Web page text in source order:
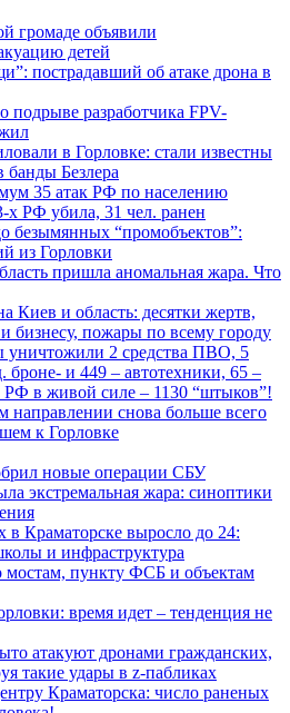
громаде объявили
детей
пострадавший об атаке дрона в
подрыве разработчика FPV-
в Горловке: стали известны
банды Безлера
35 атак РФ по населению
х РФ убила, 31 чел. ранен
безымянных “промобъектов”:
из Горловки
пришла аномальная жара. Что
Киев и область: десятки жертв,
бизнесу, пожары по всему городу
2 средства ПВО, 5
броне- и 449 – автотехники, 65 –
РФ в живой силе – 1130 “штыков”!
направлении снова больше всего
к Горловке
новые операции СБУ
экстремальная жара: синоптики
в Краматорске выросло до 24:
и инфраструктура
пункту ФСБ и объектам
время идет – тенденция не
атакуют дронами гражданских,
такие удары в z-пабликах
Краматорска: число раненых